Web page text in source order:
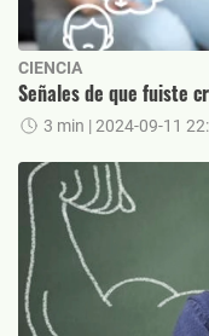
CIENCIA
Señales de que fuiste
3 min | 2024-09-11